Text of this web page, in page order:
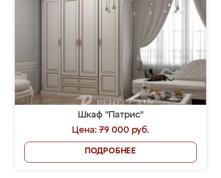
Шкаф "Патрис"
Цена: 79 000 руб.
ПОДРОБНЕЕ